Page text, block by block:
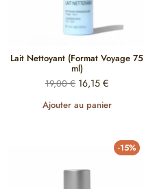
Lait Nettoyant (Format Voyage 75
ml)
19,00€ 16,15 €
Ajouter au panier
-15%